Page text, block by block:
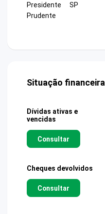
Presidente
Prudente
SP
Situação financeira
Dívidas ativas e
vencidas
Consultar
Cheques devolvidos
Consultar